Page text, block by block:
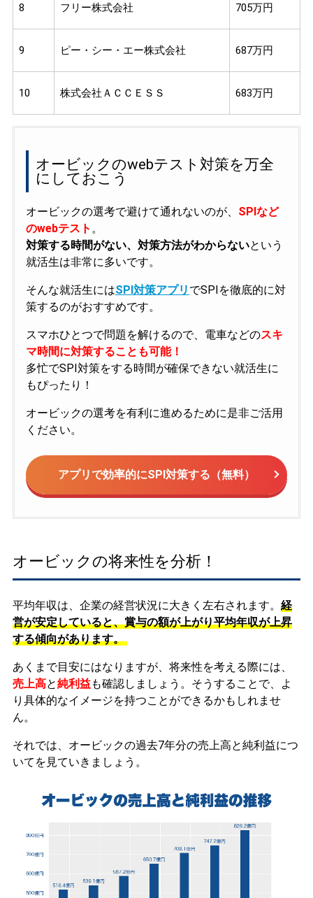
8 フリー株式会社 705万円
9 ピー・シー・エー株式会社 687万円
10 株式会社ＡＣＣＥＳＳ 683万円
オービックのwebテスト対策を万全
にしておこう
オービックの選考で避けて通れないのが、 SPIなど
のwebテスト 。
対策する時間がない、対策方法がわからないという
就活生は非常に多いです。
そんな就活生にはSPI対策アプリ でSPIを徹底的に対
策するのがおすすめです。
スマホひとつで問題を解けるので、電車などのスキ
マ時間に対策することも可能！
多忙でSPI対策をする時間が確保できない就活生に
もぴったり！
オービックの選考を有利に進めるために是非ご活用
ください。
アプリで効率的にSPI対策する（無料）
オービックの将来性を分析！
平均年収は、企業の経営状況に大きく左右されます。 経
営が安定していると、賞与の額が上がり平均年収が上昇
する傾向があります。
あくまで目安にはなりますが、将来性を考える際には、
売上高と純利益も確認しましょう。そうすることで、よ
り具体的なイメージを持つことができるかもしれませ
ん。
それでは、オービックの過去7年分の売上高と純利益につ
いてを見ていきましょう。